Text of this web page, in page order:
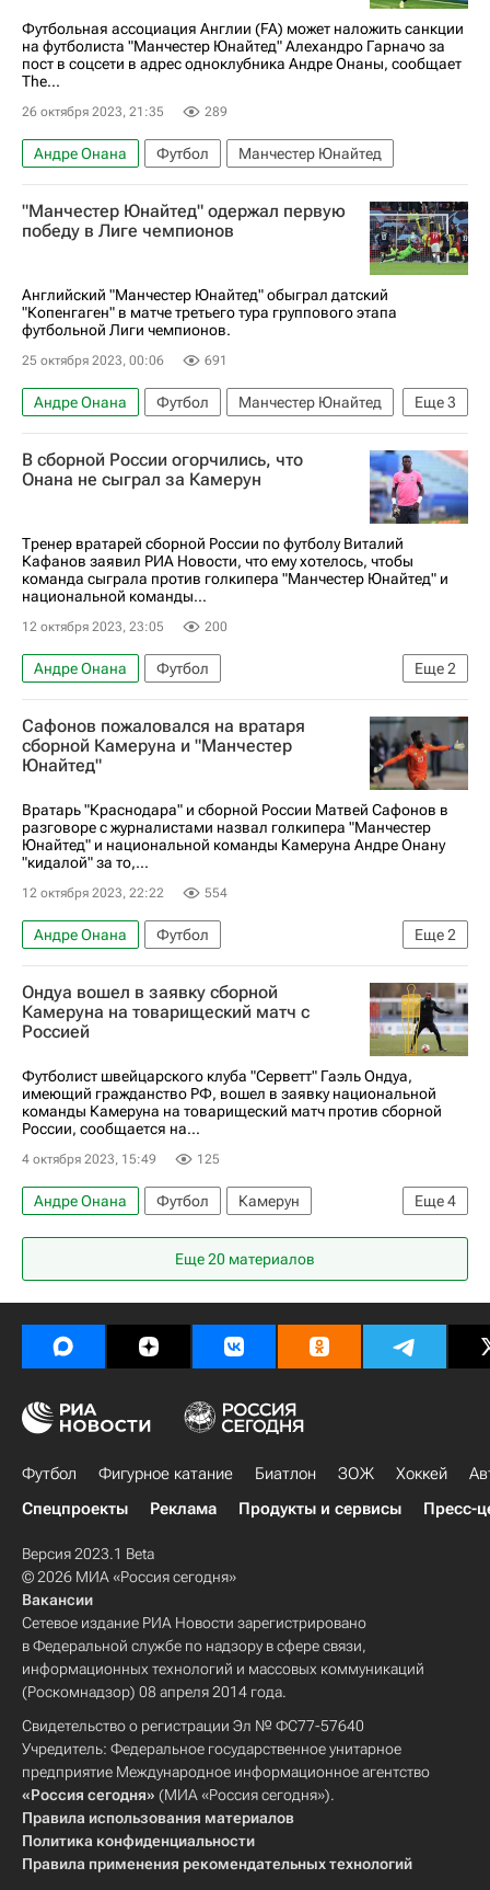
Футбольная ассоциация Англии (FA) может наложить санкции
на футболиста "Манчестер Юнайтед" Алехандро Гарначо за
пост в соцсети в адрес одноклубника Андре Онаны, сообщает
The...
26 октября 2023, 21:35 289
Андре Онана Футбол Манчестер Юнайтед
"Манчестер Юнайтед" одержал первую
победу в Лиге чемпионов
Английский "Манчестер Юнайтед" обыграл датский
"Копенгаген" в матче третьего тура группового этапа
футбольной Лиги чемпионов.
25 октября 2023, 00:06 691
Еще3
Андре Онана Футбол
Манчестер Юнайтед
Копенгаген
Гарри Магуайр
Лига чемпионов УЕФА 2026-2027
В сборной России огорчились, что
Онана не сыграл за Камерун
Тренер вратарей сборной России по футболу Виталий
Кафанов заявил РИА Новости, что ему хотелось, чтобы
команда сыграла против голкипера "Манчестер Юнайтед" и
национальной команды...
12 октября 2023, 23:05 200
Еще2
Андре Онана
Футбол
Союз европейских футбольных ассоциаций (УЕФА)
Сборная России по футболу
Сафонов пожаловался на вратаря
сборной Камеруна и "Манчестер
Юнайтед"
Вратарь "Краснодара" и сборной России Матвей Сафонов в
разговоре с журналистами назвал голкипера "Манчестер
Юнайтед" и национальной команды Камеруна Андре Онану
"кидалой" за то,...
12 октября 2023, 22:22 554
Еще2
Андре Онана
Футбол
Международная федерация футбола (ФИФА)
Сборная России по футболу
Ондуа вошел в заявку сборной
Камеруна на товарищеский матч с
Россией
Футболист швейцарского клуба "Серветт" Гаэль Ондуа,
имеющий гражданство РФ, вошел в заявку национальной
команды Камеруна на товарищеский матч против сборной
России, сообщается на...
4 октября 2023, 15:49 125
Еще4
Андре Онана Футбол
Камерун
Динамо Москва
Серветт
Гаэль Ондуа
Еще 20 материалов
Футбол Фигурное катание Биатлон ЗОЖ Хоккей
Спецпроекты
Реклама Продукты и сервисы Пресс-
Версия 2023.1 Beta
© 2026 МИА «Россия сегодня»
Вакансии
Сетевое издание РИА Новости зарегистрировано
в Федеральной службе по надзору в сфере связи,
информационных технологий и массовых коммуникаций
(Роскомнадзор) 08 апреля 2014 года.
Свидетельство о регистрации Эл № ФС77-57640
Учредитель: Федеральное государственное унитарное
предприятие Международное информационное агентство
«Россия сегодня» (МИА «Россия сегодня»).
Правила использования материалов
Политика конфиденциальности
Правила применения рекомендательных технологий